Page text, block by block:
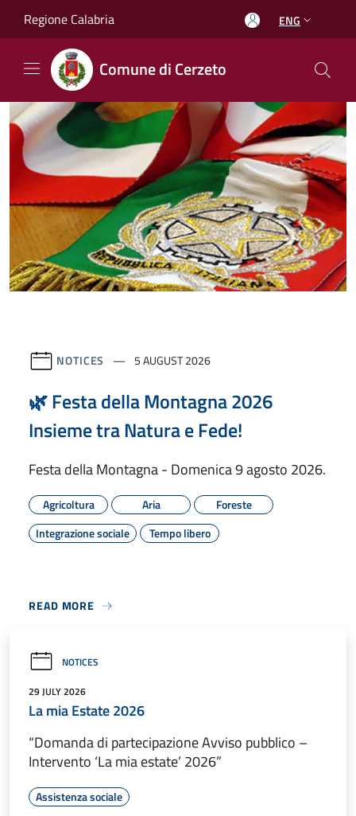
Regione Calabria ENG
Comune di Cerzeto
NOTICES 5 AUGUST 2026
🌿 Festa della Montagna 2026
Insieme tra Natura e Fede!
Festa della Montagna - Domenica 9 agosto 2026.
Agricoltura Aria
Foreste
Integrazione sociale
Tempo libero
READ MORE
NOTICES
29 JULY 2026
La mia Estate 2026
“Domanda di partecipazione Avviso pubblico –
Intervento ‘La mia estate’ 2026”
Assistenza sociale